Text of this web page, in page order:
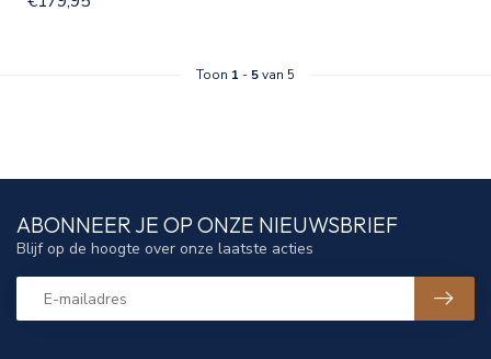
Toon 1 - 5van 5
ABONNEER JE OP ONZE NIEUWSBRIEF
Blijf op de hoogte over onze laatste acties